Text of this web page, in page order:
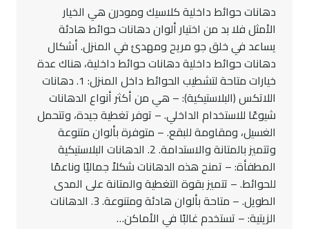
دهانات حوائط داخلية كلاسيك ومودرن هي الخيار
الأمثل فلا بد من اختيار ألوان دهانات حوائط هادئة
يساعد في خلق جو مريح ومهدئ في المنزل. أشكال
دهانات حوائط داخلية دهانات حوائط داخلية، هناك عدة
خيارات متاحة لتشطيب الحوائط داخل المنزل: 1. دهانات
اللاتكس (البلاستيكية): – هي من أكثر أنواع الدهانات
شيوعًا للاستخدام الداخلي. – توفر تغطية جيدة، وتتحمل
الغسيل، ومقاومة للبقع. – متوفرة بألوان متنوعة
وتتميز بالمتانة والاستدامة. 2. الدهانات البلاستيكية
المطفأة: – تمنح هذه الدهانات شكلاً جماليًا وناعمًا
للحوائط. – تتميز بقوة التغطية والمتانة على المدى
الطويل. – متاحة بألوان هادئة ومتنوعة. 3. الدهانات
الزيتية: – تستخدم غالبًا في الأماكن…